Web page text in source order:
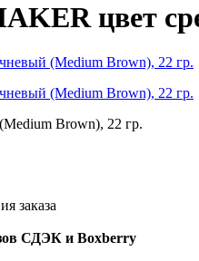
цвет
Brown), 22 гр.
заказа
СДЭК и Boxberry